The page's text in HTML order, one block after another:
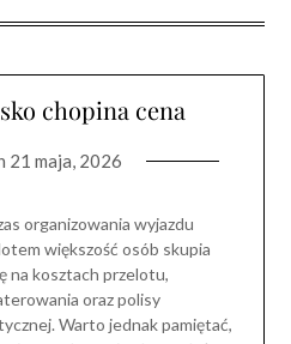
chopina cena
21 maja, 2026
organizowania wyjazdu
większość osób skupia
na kosztach przelotu,
oraz polisy
Warto jednak pamiętać,